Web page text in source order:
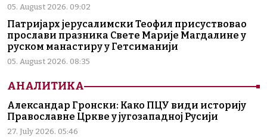
05. August 2026. 09:02
Патријарх јерусалимски Теофил присуствовао
прослави празника Свете Марије Магдалине у
руском манастиру у Гетсиманији
05. August 2026. 08:35
АНАЛИТИКА
Александар Гронски: Како ПЦУ види историју
Православне Цркве у југозападној Русији
27. July 2026. 05:46